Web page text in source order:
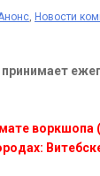
, Новости
принимает
воркшопа